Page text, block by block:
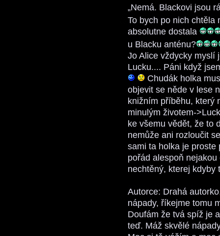
„Nemá. Blackovi jsou
To bych po nich chtěla
absolutne dostala
u Blacku anténu?
Jo Alice vždycky myslí
Lucku.... Páni když
Chudák holka
objevit se něde v lese
knižním příběhu, který
minulým životem-
ke všemu vědět, že to
nemůže ani rozloučit
sami ta holka je proste
pořád alespoň
nechtěný, kterej kdyby
Autorce: Drahá
nápady, říkejme tomu
Doufám že tvá spíž je
teď. Máž skvělé